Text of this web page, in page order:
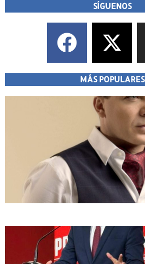
SÍGUENOS
MÁS POPULARES